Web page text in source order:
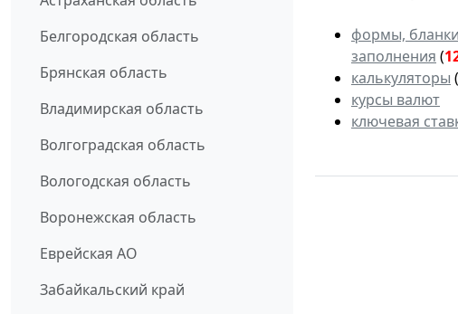
Белгородская область
Брянская область
Владимирская область
Волгоградская область
Вологодская область
Воронежская область
Еврейская АО
Забайкальский край
формы,
заполнения (
калькуляторы (
курсы валют
ключевая